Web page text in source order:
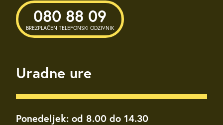
080 88 09
BREZPLAČEN TELEFONSKI ODZIVNIK
Uradne ure
Ponedeljek: od 8.00 do 14.30